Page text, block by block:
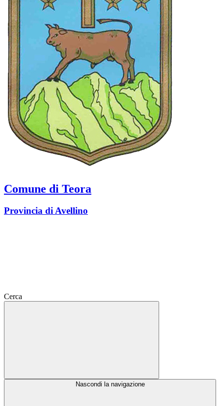
Comune di Teora
Provincia di Avellino
Cerca
Nascondi la navigazione